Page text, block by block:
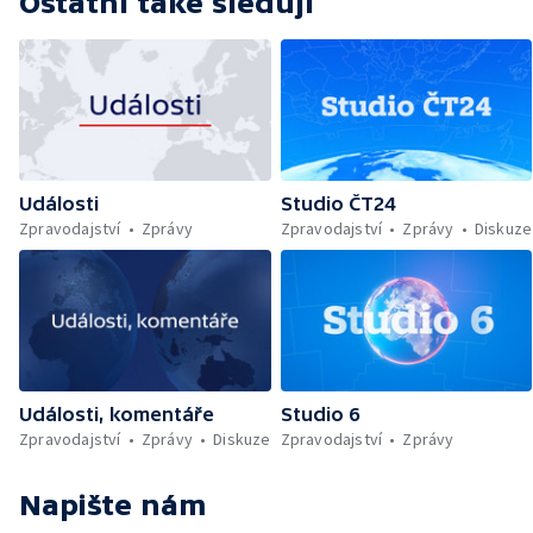
Události
Zpravodajství
Zprávy
Studio ČT24
Zpravodajství
Zprávy Diskuze
Události, komentáře
Zpravodajství
Zprávy Diskuze
Studio 6
Zpravodajství
Zprávy
Napište nám